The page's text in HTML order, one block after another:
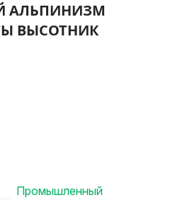
АЛЬПИНИЗМ
ВЫСОТНИК
Промышленный